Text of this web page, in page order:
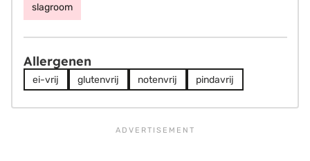
slagroom
Allergenen
ei-vrij glutenvrij notenvrij pindavrij